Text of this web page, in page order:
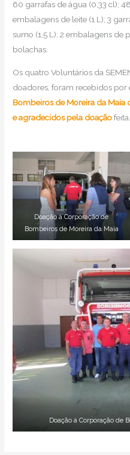
60 garrafas de água (0,33 cl);
embalagens de leite (1 L); 3
sumo (1,5 L); 2 embalagens de
bolachas.
Os quatro Voluntários da
doadores, foram recebidos por
Bombeiros de Moreira da Maia
e agradecidos pela doaçãofeita.
Doação à Corporação de
Bombeiros de Moreira da Maia
Doação à Corporação de